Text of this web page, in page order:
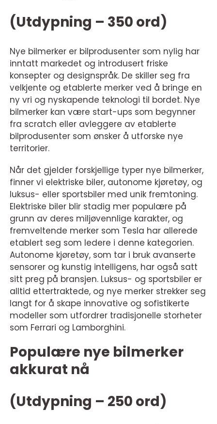
(Utdypning – 350 ord)
Nye bilmerker er bilprodusenter som nylig har
inntatt markedet og introdusert friske
konsepter og designspråk. De skiller seg fra
velkjente og etablerte merker ved å bringe en
ny vri og nyskapende teknologi til bordet. Nye
bilmerker kan være start-ups som begynner
fra scratch eller avleggere av etablerte
bilprodusenter som ønsker å utforske nye
territorier.
Når det gjelder forskjellige typer nye bilmerker,
finner vi elektriske biler, autonome kjøretøy, og
luksus- eller sportsbiler med unik fremtoning.
Elektriske biler blir stadig mer populære på
grunn av deres miljøvennlige karakter, og
fremveltende merker som Tesla har allerede
etablert seg som ledere i denne kategorien.
Autonome kjøretøy, som tar i bruk avanserte
sensorer og kunstig intelligens, har også satt
sitt preg på bransjen. Luksus- og sportsbiler er
alltid ettertraktede, og nye merker strekker seg
langt for å skape innovative og sofistikerte
modeller som utfordrer tradisjonelle storheter
som Ferrari og Lamborghini.
Populære nye bilmerker
akkurat nå
(Utdypning – 250 ord)